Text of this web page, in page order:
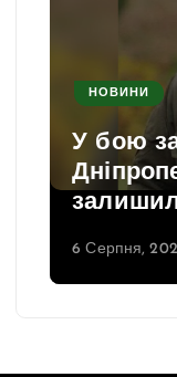
НОВИНИ
У бою
6 Серпня,